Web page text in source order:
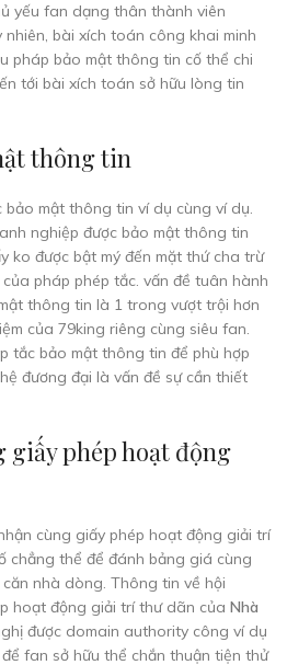
yếu fan dạng thân thành viên
bài xích toán công khai minh
pháp bảo mật thông tin cố thể chi
tới bài xích toán sở hữu lòng tin
thông tin
mật thông tin ví dụ cùng ví dụ.
nghiệp được bảo mật thông tin
ko được bật mý đến mặt thứ cha trừ
pháp phép tắc. vấn đề tuân hành
thông tin là 1 trong vượt trội hơn
của 79king riêng cùng siêu fan.
tắc bảo mật thông tin để phù hợp
đương đại là vấn đề sự cần thiết
giấy phép hoạt động
cùng giấy phép hoạt động giải trí
chẳng thể để đánh bảng giá cùng
nhà dòng. Thông tin về hội
hoạt động giải trí thư dãn của Nhà
được domain authority công ví dụ
fan sở hữu thể chắn thuận tiện thử